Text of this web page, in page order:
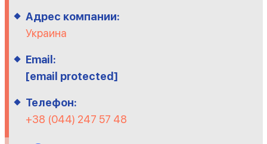
Адрес компании:
Украина
Email:
[email protected]
Телефон:
+38 (044) 247 57 48